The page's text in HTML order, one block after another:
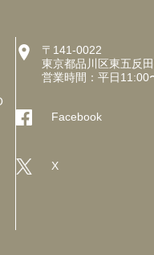
〒141-0022
東京都品川区東五反
営業時間：平日
Facebook
X